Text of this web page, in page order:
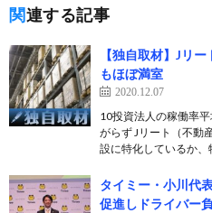
関連する記事
【独自取材】Jリ
もほぼ満室
2020.12.07
10投資法人の稼働率
がらず Jリート（不動
設に特化しているか
タイミー・小川代
促進しドライバー